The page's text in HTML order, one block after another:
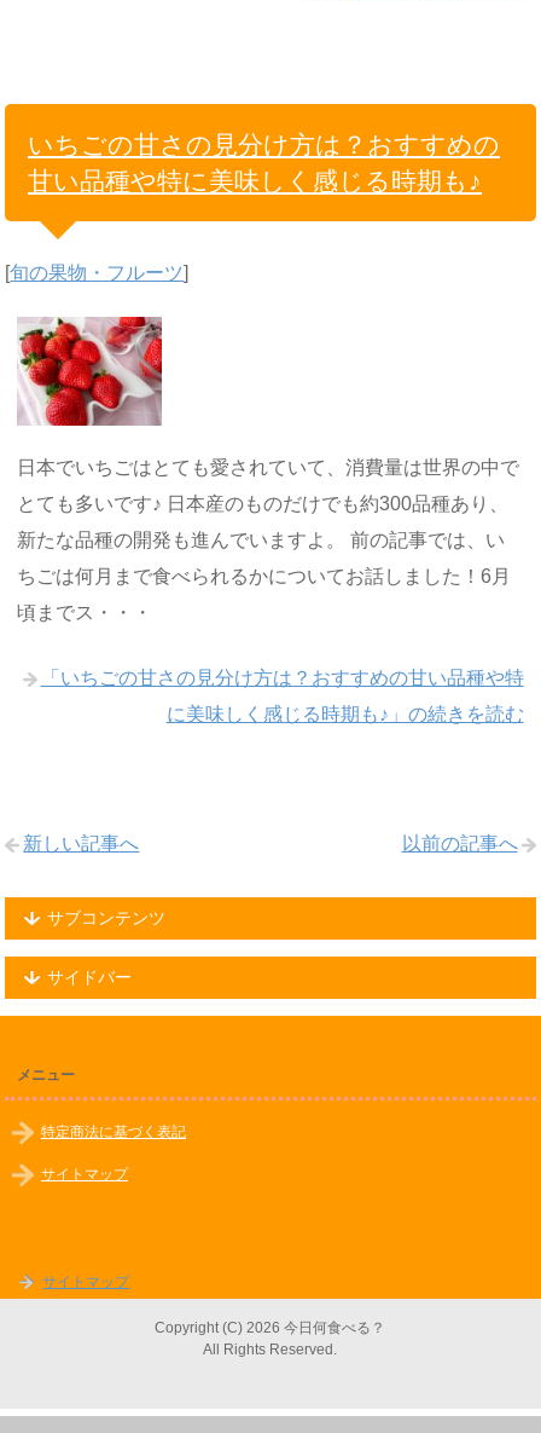
いちごの甘さの見分け方は？おすすめの
甘い品種や特に美味しく感じる時期も♪
[旬の果物・フルーツ]
日本でいちごはとても愛されていて、消費量は世界の中で
とても多いです♪ 日本産のものだけでも約300品種あり、
新たな品種の開発も進んでいますよ。 前の記事では、い
ちごは何月まで食べられるかについてお話しました！6月
頃までス・・・
「いちごの甘さの見分け方は？おすすめの甘い品種や特
に美味しく感じる時期も♪」の続きを読む
以前の記事へ
新しい記事へ
サブコンテンツ
サイドバー
メニュー
特定商法に基づく表記
サイトマップ
サイトマップ
Copyright (C) 2026 今日何食べる？
All Rights Reserved.